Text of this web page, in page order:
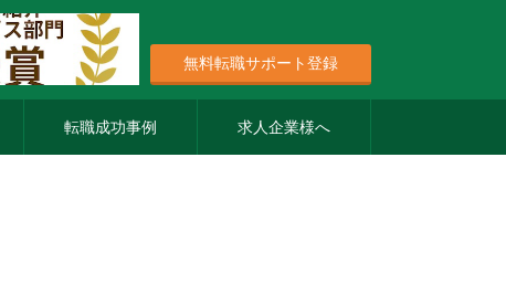
無料転職サポート登録
転職成功事例 求人企業様へ